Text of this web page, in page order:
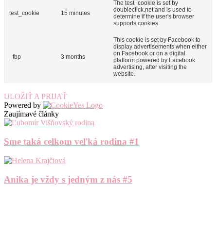
test_cookie 15 minutes
The test_cookie is set by
doubleclick.net and is used to
determine if the user's browser
supports cookies.
_fbp 3 months
This cookie is set by Facebook to
display advertisements when either
on Facebook or on a digital
platform powered by Facebook
advertising, after visiting the
website.
ULOŽIŤ A PRIJAŤ
Powered by
Zaujímavé články
Sme taká celkom veľká rodina #1
Anika je vždy s jedným z nás #5